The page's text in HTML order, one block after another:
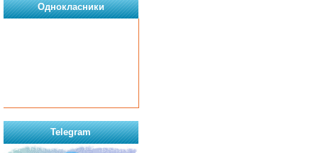
Однокласники
Telegram